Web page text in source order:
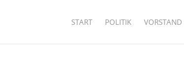
START POLITIK VORSTAND